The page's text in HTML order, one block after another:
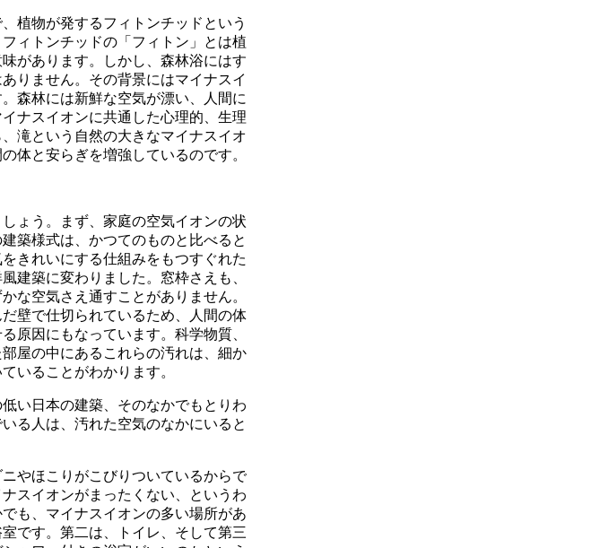
植物が発するフィトンチッドという
ィトンチッドの「フィトン」とは植
があります。しかし、森林浴にはす
りません。その背景にはマイナスイ
森林には新鮮な空気が漂い、人間に
ナスイオンに共通した心理的、生理
滝という自然の大きなマイナスイオ
体と安らぎを増強しているのです。
ょう。まず、家庭の空気イオンの状
築様式は、かつてのものと比べると
きれいにする仕組みをもつすぐれた
建築に変わりました。窓枠さえも、
な空気さえ通すことがありません。
壁で仕切られているため、人間の体
原因にもなっています。科学物質、
屋の中にあるこれらの汚れは、細か
いることがわかります。
い日本の建築、そのなかでもとりわ
る人は、汚れた空気のなかにいると
やほこりがこびりついているからで
スイオンがまったくない、というわ
も、マイナスイオンの多い場所があ
です。第二は、トイレ、そして第三